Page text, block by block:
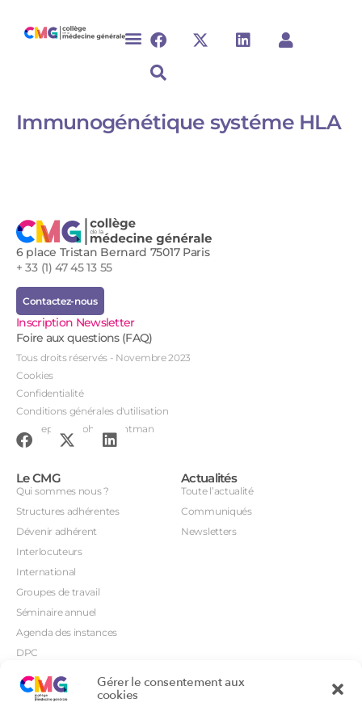
Gérer le consentement aux
cookies
Immunogénétique systéme HLA
6 place Tristan Bernard 75017 Paris
+ 33 (1) 47 45 13 55
Contactez-nous
Inscription Newsletter
Foire aux questions (FAQ)
Tous droits réservés - Novembre 2023
Cookies
Confidentialité
Conditions générales d'utilisation
Conception : John Brightman
Le CMG
Qui sommes nous ?
Structures adhérentes
Dévenir adhérent
Interlocuteurs
International
Groupes de travail
Séminaire annuel
Agenda des instances
DPC
Orientations prioritaires
Actualités
Toute l’actualité
Communiqués
Newsletters